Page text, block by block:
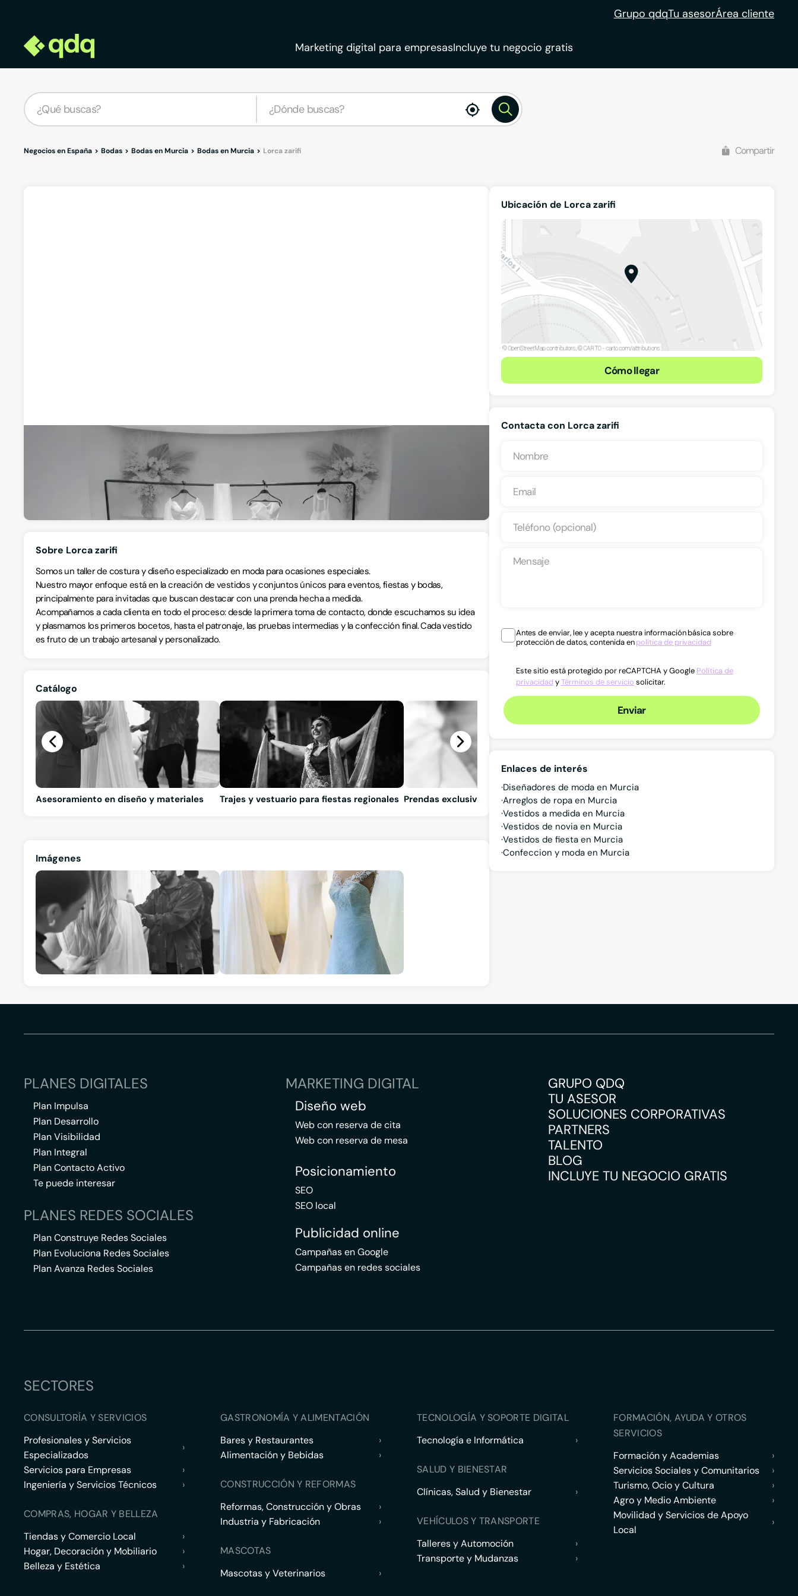
Grupo qdqTu asesorÁrea cliente
Marketing digital para empresasIncluye tu negocio gratis
enable
location
Negocios en España Bodas Bodas en Murcia Bodas en Murcia Lorca zarifi Compartir
Plaza Circular 13, 30008, Murcia, Murcia
Sobre Lorca zarifi
Somos un taller de costura y diseño especializado en moda para ocasiones especiales.
Nuestro mayor enfoque está en la creación de vestidos y conjuntos únicos para eventos, fiestas y bodas,
principalmente para invitadas que buscan destacar con una prenda hecha a medida.
Acompañamos a cada clienta en todo el proceso: desde la primera toma de contacto, donde escuchamos su idea
y plasmamos los primeros bocetos, hasta el patronaje, las pruebas intermedias y la confección final. Cada vestido
es fruto de un trabajo artesanal y personalizado.
Catálogo
Asesoramiento en diseño y materiales Trajes y vestuario para fiestas regionales Prendas exclusivas a medida Moda nupcial
Imágenes
Ubicación de Lorca zarifi
Cómo llegar
Contacta con Lorca zarifi
Antes de enviar, lee y acepta nuestra información básica sobre
protección de datos, contenida enpolítica de privacidad
Este sitio está protegido por reCAPTCHA y Google Política de
privacidad yTérminos de servicio solicitar.
Enviar
Enlaces de interés
Diseñadores de moda en Murcia
Arreglos de ropa en Murcia
Vestidos a medida en Murcia
Vestidos de novia en Murcia
Vestidos de fiesta en Murcia
Confeccion y moda en Murcia
PLANES DIGITALES
Plan Impulsa
Plan Desarrollo
Plan Visibilidad
Plan Integral
Plan Contacto Activo
Te puede interesar
PLANES REDES SOCIALES
Plan Construye Redes Sociales
Plan Evoluciona Redes Sociales
Plan Avanza Redes Sociales
MARKETING DIGITAL
Diseño web
Web con reserva de cita
Web con reserva de mesa
Posicionamiento
SEO
SEO local
Publicidad online
Campañas en Google
Campañas en redes sociales
GRUPO QDQ
TU ASESOR
SOLUCIONES CORPORATIVAS
PARTNERS
TALENTO
BLOG
INCLUYE TU NEGOCIO GRATIS
SECTORES
CONSULTORÍA Y SERVICIOS
Profesionales y Servicios
Especializados
›
Servicios para Empresas
›
Ingeniería y Servicios Técnicos
›
COMPRAS, HOGAR Y BELLEZA
Tiendas y Comercio Local
›
Hogar, Decoración y Mobiliario
›
Belleza y Estética
›
GASTRONOMÍA Y ALIMENTACIÓN
Bares y Restaurantes
›
Alimentación y Bebidas
›
CONSTRUCCIÓN Y REFORMAS
Reformas, Construcción y Obras
›
Industria y Fabricación
›
MASCOTAS
Mascotas y Veterinarios
›
TECNOLOGÍA Y SOPORTE DIGITAL
Tecnología e Informática
›
SALUD Y BIENESTAR
Clínicas, Salud y Bienestar
›
VEHÍCULOS Y TRANSPORTE
Talleres y Automoción
›
Transporte y Mudanzas
›
FORMACIÓN, AYUDA Y OTROS
SERVICIOS
Formación y Academias
›
Servicios Sociales y Comunitarios
›
Turismo, Ocio y Cultura
›
Agro y Medio Ambiente
›
Movilidad y Servicios de Apoyo
Local
›